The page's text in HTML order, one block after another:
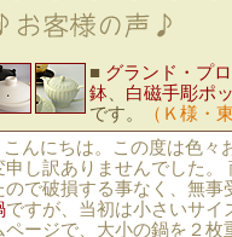
■ グランド・プ
鉢
白磁手彫ポ
です。
（Ｋ様・
こんにちは。この度は色々
申し訳ありませんでした。
ので破損する事なく、無事
ですが、当初は小さいサ
ページで、大小の鍋を２